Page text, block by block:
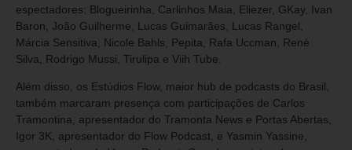
espectadores: Blogueirinha, Carlinhos Maia, Eliezer, GKay, Ivan
Baron, João Guilherme, Lucas Guimarães, Lucas Rangel,
Márcia Sensitiva, Nicole Bahls, Pepita, Rafa Uccman, René
Silva, Rodrigo Mussi, Tirulipa e Viih Tube.
Além disso, os Estúdios Flow, maior hub de podcasts do Brasil,
também marcaram presença com participações de Carlos
Tramontina, apresentador do Tramonta News e Portas Abertas,
Igor 3K, apresentador do Flow Podcast, e Yasmin Yassine,